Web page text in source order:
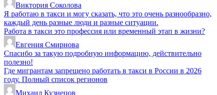
Виктория Соколова
Я работаю в такси и могу сказать, что это очень разнообразно,
каждый день разные люди и разные ситуации.
Работа в такси это профессия или временный этап в жизни?
Евгения Смирнова
Спасибо за такую подробную информацию, действительно
полезно!
Где мигрантам запрещено работать в такси в России в 2026
году. Полный список регионов
Михаил Кузнецов